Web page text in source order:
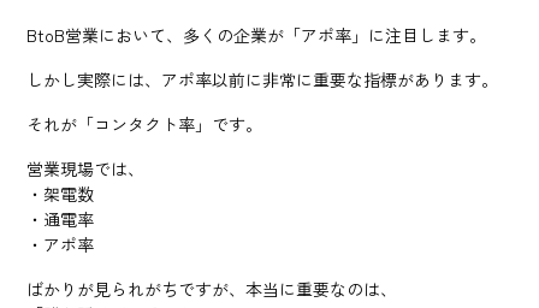
BtoB営業において、多くの企業が「アポ率」に注目します。
しかし実際には、アポ率以前に非常に重要な指標があります。
それが「コンタクト率」です。
営業現場では、
・架電数
・通電率
・アポ率
ばかりが見られがちですが、本当に重要なのは、